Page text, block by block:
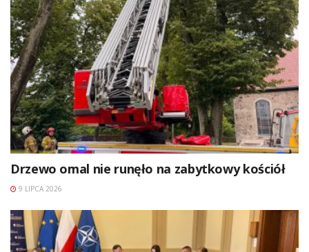
Drzewo omal nie runęło na zabytkowy kościół
9 LIPCA 2026